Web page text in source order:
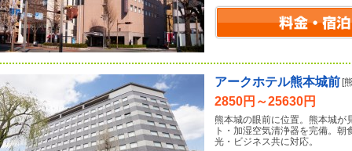
アークホテル熊本城前 [
2850円～25630円
熊本城の眼前に位置。熊本城が
ト・加湿空気清浄器を完備。
光・ビジネス共に対応。